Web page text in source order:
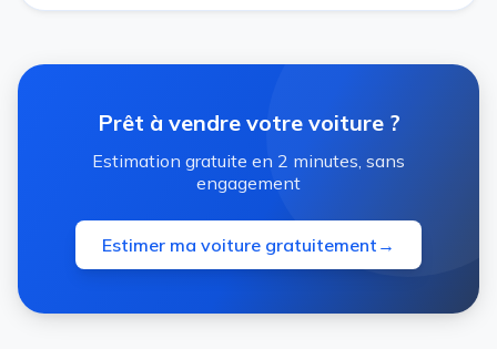
Prêt à vendre votre voiture ?
Estimation gratuite en 2 minutes, sans
engagement
Estimer ma voiture gratuitement →